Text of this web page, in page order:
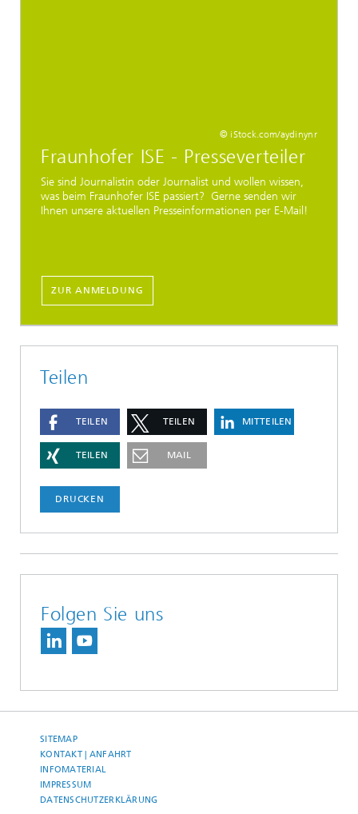
© iStock.com/aydinynr
Fraunhofer ISE - Presseverteiler
Sie sind Journalistin oder Journalist und wollen wissen,
was beim Fraunhofer ISE passiert? Gerne senden wir
Ihnen unsere aktuellen Presseinformationen per E-Mail!
ZUR ANMELDUNG
Teilen
TEILEN TEILEN MITTEILEN
TEILEN MAIL
DRUCKEN
Folgen Sie uns
SITEMAP
KONTAKT | ANFAHRT
INFOMATERIAL
IMPRESSUM
DATENSCHUTZERKLÄRUNG